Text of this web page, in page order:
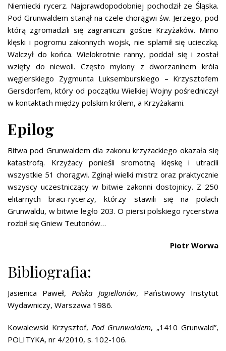
Niemiecki rycerz. Najprawdopodobniej pochodził ze Śląska.
Pod Grunwaldem stanął na czele chorągwi św. Jerzego, pod
którą zgromadzili się zagraniczni goście Krzyżaków. Mimo
klęski i pogromu zakonnych wojsk, nie splamił się ucieczką.
Walczył do końca. Wielokrotnie ranny, poddał się i został
wzięty do niewoli. Często mylony z dworzaninem króla
węgierskiego Zygmunta Luksemburskiego – Krzysztofem
Gersdorfem, który od początku Wielkiej Wojny pośredniczył
w kontaktach między polskim królem, a Krzyżakami.
Epilog
Bitwa pod Grunwaldem dla zakonu krzyżackiego okazała się
katastrofą. Krzyżacy ponieśli sromotną klęskę i utracili
wszystkie 51 chorągwi. Zginął wielki mistrz oraz praktycznie
wszyscy uczestniczący w bitwie zakonni dostojnicy. Z 250
elitarnych braci-rycerzy, którzy stawili się na polach
Grunwaldu, w bitwie legło 203. O piersi polskiego rycerstwa
rozbił się Gniew Teutonów…
Piotr Worwa
Bibliografia:
Jasienica Paweł,Polska Jagiellonów, Państwowy Instytut
Wydawniczy, Warszawa 1986.
Kowalewski Krzysztof, Pod Grunwaldem, „1410 Grunwald”,
POLITYKA, nr 4/2010, s. 102-106.